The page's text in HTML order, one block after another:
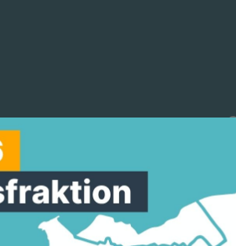
Arbeitskreise Mitmachen